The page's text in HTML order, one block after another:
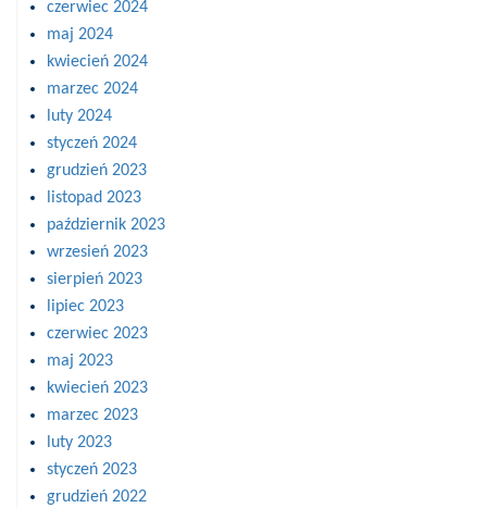
czerwiec 2024
maj 2024
kwiecień 2024
marzec 2024
luty 2024
styczeń 2024
grudzień 2023
listopad 2023
październik 2023
wrzesień 2023
sierpień 2023
lipiec 2023
czerwiec 2023
maj 2023
kwiecień 2023
marzec 2023
luty 2023
styczeń 2023
grudzień 2022